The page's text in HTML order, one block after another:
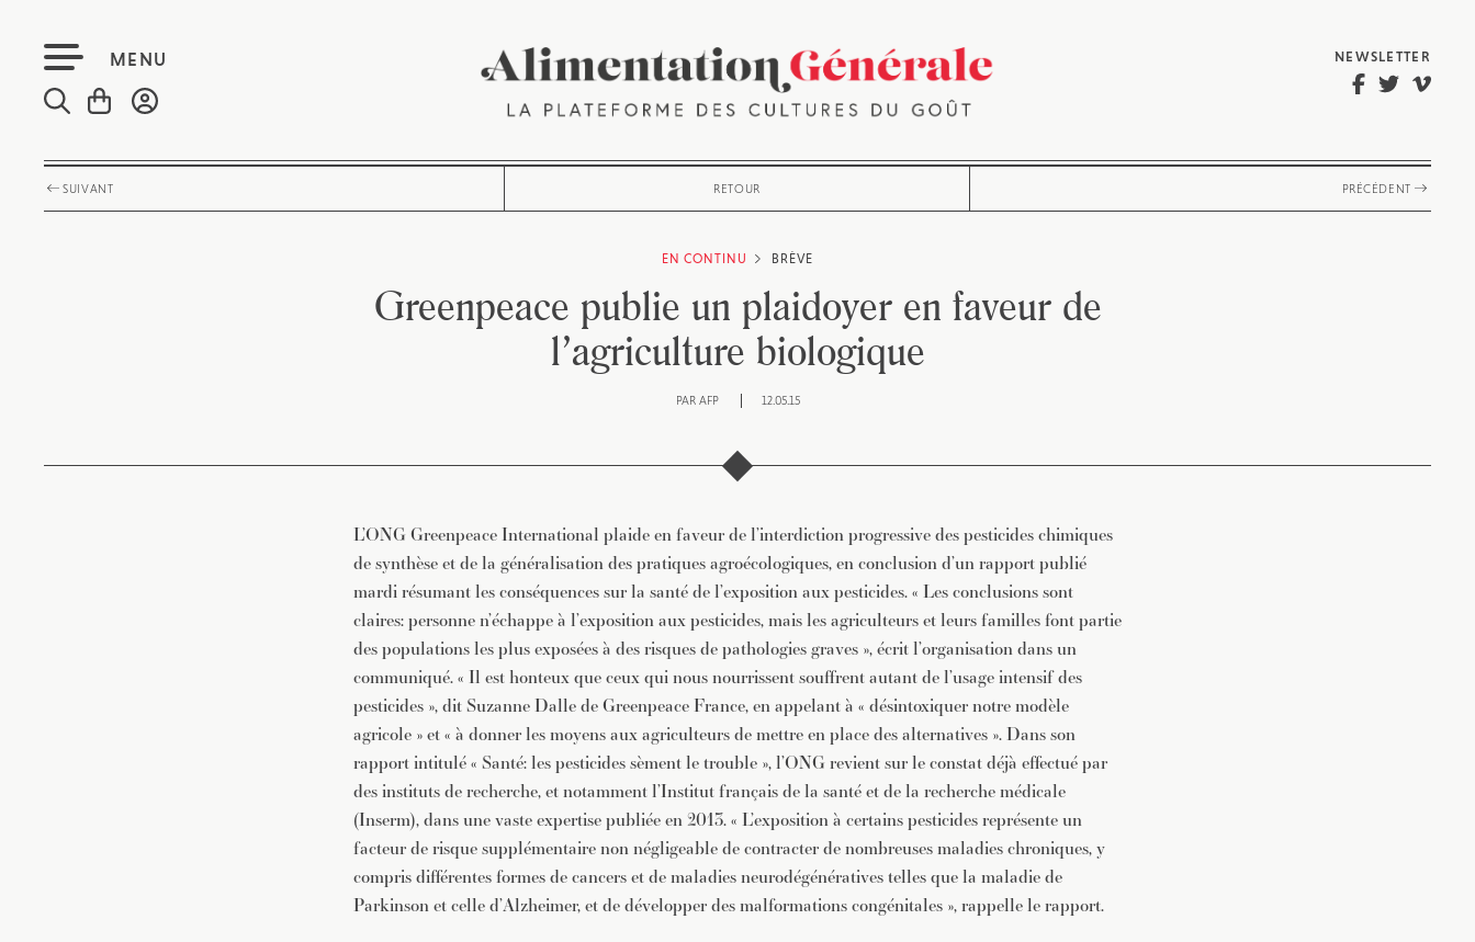
MENU NEWSLETTER
SUIVANT RETOUR PRÉCÉDENT
EN CONTINU BRÈVE
Greenpeace publie un plaidoyer en faveur de
l’agriculture biologique
PAR AFP 12.05.15
L’ONG Greenpeace International plaide en faveur de l’interdiction progressive des pesticides chimiques
de synthèse et de la généralisation des pratiques agroécologiques, en conclusion d’un rapport publié
mardi résumant les conséquences sur la santé de l’exposition aux pesticides. « Les conclusions sont
claires: personne n’échappe à l’exposition aux pesticides, mais les agriculteurs et leurs familles font partie
des populations les plus exposées à des risques de pathologies graves », écrit l’organisation dans un
communiqué. « Il est honteux que ceux qui nous nourrissent souffrent autant de l’usage intensif des
pesticides », dit Suzanne Dalle de Greenpeace France, en appelant à « désintoxiquer notre modèle
agricole » et « à donner les moyens aux agriculteurs de mettre en place des alternatives ». Dans son
rapport intitulé « Santé: les pesticides sèment le trouble », l’ONG revient sur le constat déjà effectué par
des instituts de recherche, et notamment l’Institut français de la santé et de la recherche médicale
(Inserm), dans une vaste expertise publiée en 2013. « L’exposition à certains pesticides représente un
facteur de risque supplémentaire non négligeable de contracter de nombreuses maladies chroniques, y
compris différentes formes de cancers et de maladies neurodégénératives telles que la maladie de
Parkinson et celle d’Alzheimer, et de développer des malformations congénitales », rappelle le rapport.